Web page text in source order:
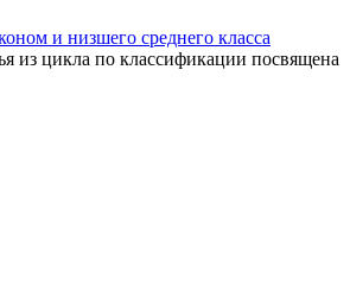
и низшего среднего класса
из цикла по классификации посвящена